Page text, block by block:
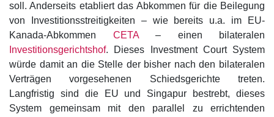
soll. Anderseits etabliert das Abkommen für die Beilegung
von Investitionsstreitigkeiten – wie bereits u.a. im EU-
Kanada-Abkommen CETA– einen bilateralen
Investitionsgerichtshof. Dieses Investment Court System
würde damit an die Stelle der bisher nach den bilateralen
Verträgen vorgesehenen Schiedsgerichte treten.
Langfristig sind die EU und Singapur bestrebt, dieses
System gemeinsam mit den parallel zu errichtenden